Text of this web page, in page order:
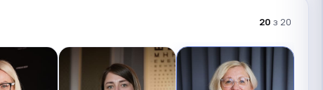
20 з 20